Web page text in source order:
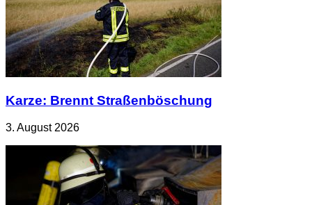
Karze: Brennt Straßenböschung
3. August 2026